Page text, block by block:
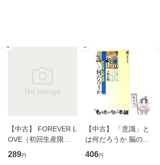
4
【中古】 FOREVER L
OVE（初回生産限定
盤） / 清水翔太×加藤
ミリヤ / [CD]【メール
289円
5
【中古】 「意識」と
は何だろうか 脳の来
歴、知覚の錯誤 （講
談社現代新書） / 下条
406円